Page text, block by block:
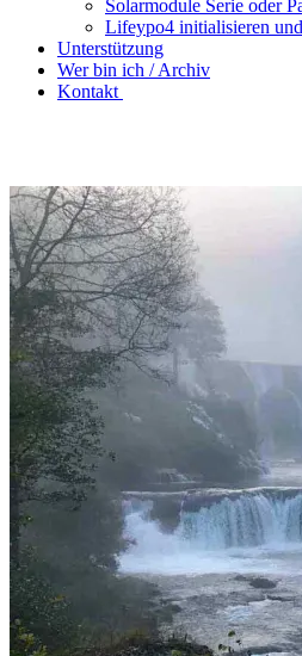
Solarmodule Serie oder
Lifeypo4 initialisieren
Unterstützung
Wer bin ich / Archiv
Kontakt